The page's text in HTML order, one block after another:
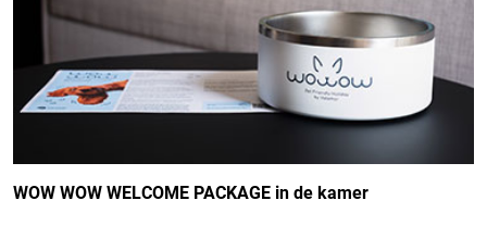
WOW WOW WELCOME PACKAGE in de kamer